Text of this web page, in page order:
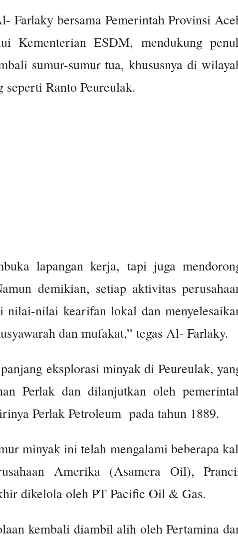
Farlaky bersama Pemerintah Provinsi
Kementerian ESDM, mendukung
sumur-sumur tua, khususnya di
Ranto Peureulak.
lapangan kerja, tapi juga
demikian, setiap aktivitas
nilai-nilai kearifan lokal dan
dan mufakat,” tegas Al- Farlaky.
eksplorasi minyak di Peureulak,
Perlak dan dilanjutkan oleh
Perlak Petroleum pada tahun 1889.
minyak ini telah mengalami beberapa
Amerika (Asamera Oil),
dikelola oleh PT Pacific Oil & Gas.
kembali diambil alih oleh Pertamina